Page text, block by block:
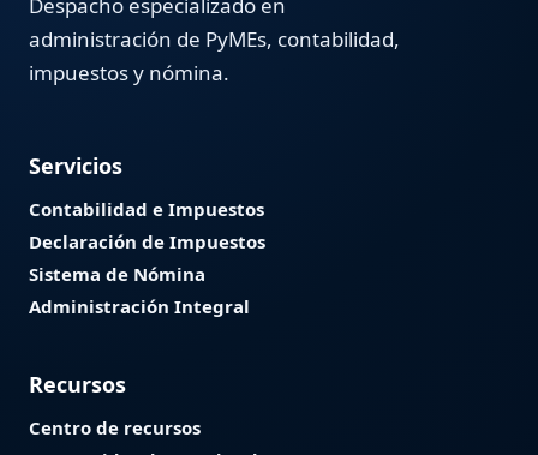
Despacho especializado en
administración de PyMEs, contabilidad,
impuestos y nómina.
Servicios
Contabilidad e Impuestos
Declaración de Impuestos
Sistema de Nómina
Administración Integral
Recursos
Centro de recursos